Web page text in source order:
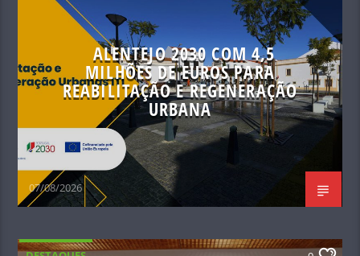
ALENTEJO 2030 COM 4,5
MILHÕES DE EUROS PARA
REABILITAÇÃO E REGENERAÇÃO
URBANA
07/08/2026